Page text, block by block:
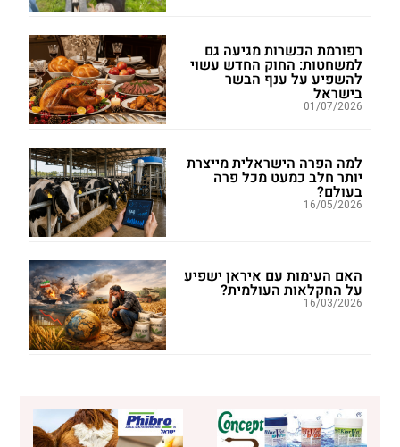
רפורמת הכשרות מגיעה גם
למשחטות: החוק החדש עשוי
להשפיע על ענף הבשר
בישראל
01/07/2026
למה הפרה הישראלית מייצרת
יותר חלב כמעט מכל פרה
בעולם?
16/05/2026
האם העימות עם איראן ישפיע
על החקלאות העולמית?
16/03/2026